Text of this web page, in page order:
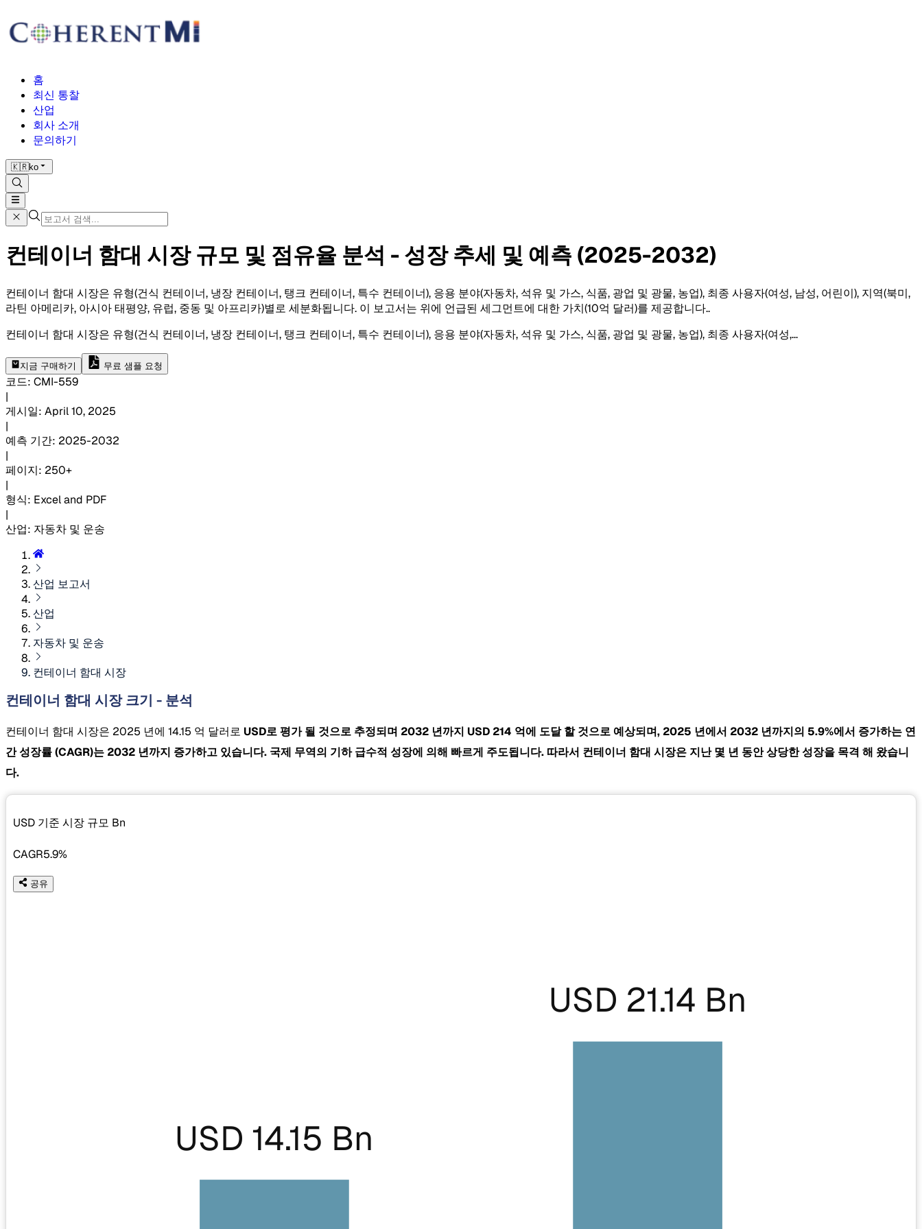
홈
최신 통찰
산업
회사 소개
문의하기
🇰🇷ko
컨테이너 함대 시장 규모 및 점유율 분석 - 성장 추세 및 예측 (2025-2032)
컨테이너 함대 시장은 유형(건식 컨테이너, 냉장 컨테이너, 탱크 컨테이너, 특수 컨테이너), 응용 분야(자동차, 석유 및 가스, 식품, 광업 및 광물, 농업), 최종 사용자(여성, 남성, 어린이), 지역(북미,
라틴 아메리카, 아시아 태평양, 유럽, 중동 및 아프리카)별로 세분화됩니다. 이 보고서는 위에 언급된 세그먼트에 대한 가치(10억 달러)를 제공합니다..
컨테이너 함대 시장은 유형(건식 컨테이너, 냉장 컨테이너, 탱크 컨테이너, 특수 컨테이너), 응용 분야(자동차, 석유 및 가스, 식품, 광업 및 광물, 농업), 최종 사용자(여성,...
지금 구매하기 무료 샘플 요청
코드: CMI-559
|
게시일: April 10, 2025
|
예측 기간: 2025-2032
|
페이지: 250+
|
형식: Excel and PDF
|
산업: 자동차 및 운송
산업 보고서
산업
자동차 및 운송
컨테이너 함대 시장
컨테이너 함대 시장 크기 - 분석
컨테이너 함대 시장은 2025 년에 14.15 억 달러로 USD로 평가 될 것으로 추정되며 2032 년까지 USD 214 억에 도달 할 것으로 예상되며, 2025 년에서 2032 년까지의 5.9%에서 증가하는 연
간 성장률(CAGR)는 2032 년까지 증가하고 있습니다. 국제 무역의 기하 급수적 성장에 의해 빠르게 주도됩니다. 따라서 컨테이너 함대 시장은 지난 몇 년 동안 상당한 성장을 목격 해 왔습니
다.
USD 기준 시장 규모 Bn
CAGR5.9%
공유
USD 14.15 Bn
USD 21.14 Bn